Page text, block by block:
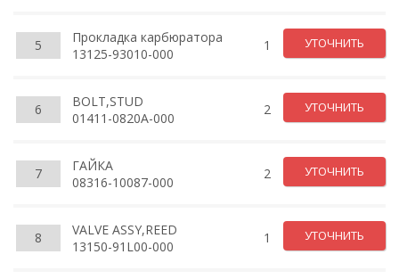
5
Прокладка карбюратора
13125-93010-000
1 УТОЧНИТЬ
6
BOLT,STUD
01411-0820A-000
2 УТОЧНИТЬ
7
ГАЙКА
08316-10087-000
2 УТОЧНИТЬ
8
VALVE ASSY,REED
13150-91L00-000
1 УТОЧНИТЬ